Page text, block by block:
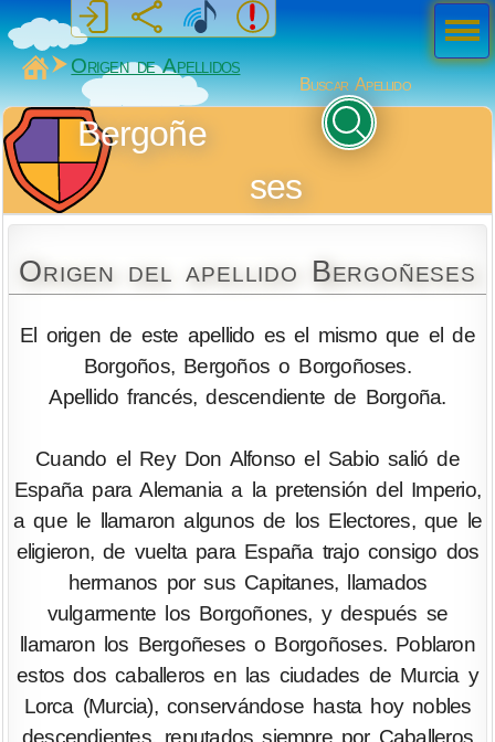
MiSabueso
Origen de Apellidos
Buscar Apellido
Bergoñe
ses
Origen del apellido Bergoñeses
El origen de este apellido es el mismo que el de
Borgoños, Bergoños o Borgoñoses.
Apellido francés, descendiente de Borgoña.
Cuando el Rey Don Alfonso el Sabio salió de
España para Alemania a la pretensión del Imperio,
a que le llamaron algunos de los Electores, que le
eligieron, de vuelta para España trajo consigo dos
hermanos por sus Capitanes, llamados
vulgarmente los Borgoñones, y después se
llamaron los Bergoñeses o Borgoñoses. Poblaron
estos dos caballeros en las ciudades de Murcia y
Lorca (Murcia), conservándose hasta hoy nobles
descendientes, reputados siempre por Caballeros
Men
ú